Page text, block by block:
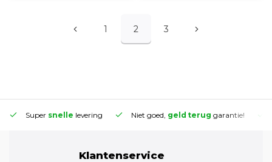
1 2 3
Super snelle levering Niet goed, geld terug garantie!
Klantenservice